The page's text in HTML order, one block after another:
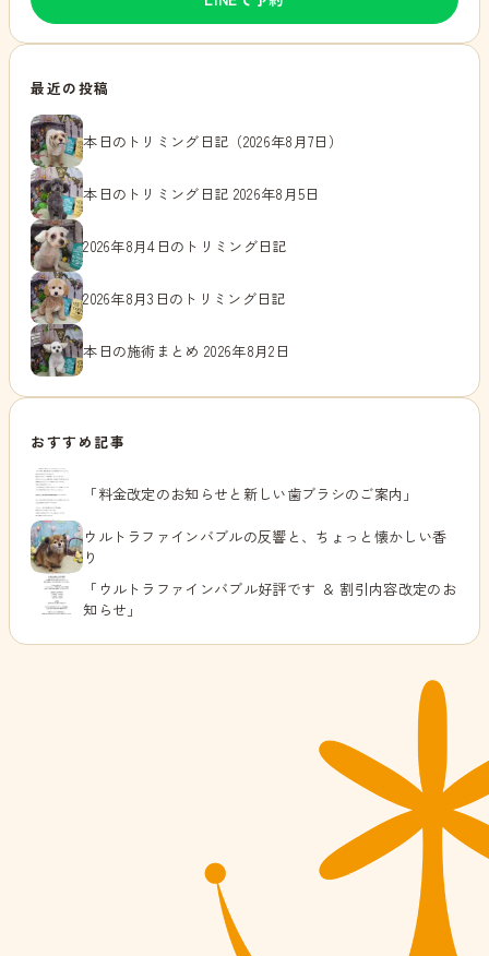
最近の投稿
本日のトリミング日記（2026年8月7日）
本日のトリミング日記 2026年8月5日
2026年8月4日のトリミング日記
2026年8月3日のトリミング日記
本日の施術まとめ 2026年8月2日
おすすめ記事
「料金改定のお知らせと新しい歯ブラシのご案内」
ウルトラファインバブルの反響と、ちょっと懐かしい香
り
「ウルトラファインバブル好評です ＆ 割引内容改定のお
知らせ」